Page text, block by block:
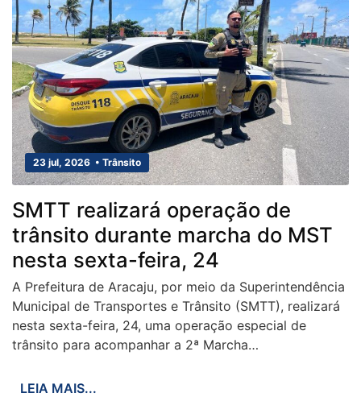
23 jul, 2026 • Trânsito
SMTT realizará operação de
trânsito durante marcha do MST
nesta sexta-feira, 24
A Prefeitura de Aracaju, por meio da Superintendência
Municipal de Transportes e Trânsito (SMTT), realizará
nesta sexta-feira, 24, uma operação especial de
trânsito para acompanhar a 2ª Marcha…
LEIA MAIS...